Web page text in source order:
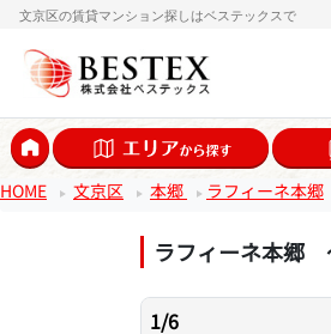
文京区の賃貸マンション探しはベステックスで
HOME 文京区 本郷 ラフィーネ本郷
ラフィーネ本郷
1/6